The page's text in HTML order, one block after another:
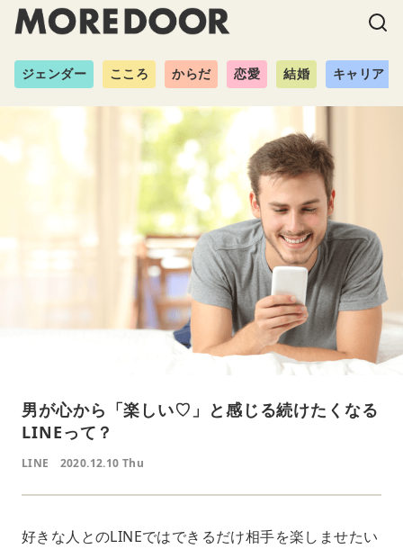
ジェンダー こころ からだ 恋愛 結婚 キャリア
男が心から「楽しい♡」と感じる続けたくなる
LINEって？
LINE 2020.12.10 Thu
好きな人とのLINEではできるだけ相手を楽しませたい